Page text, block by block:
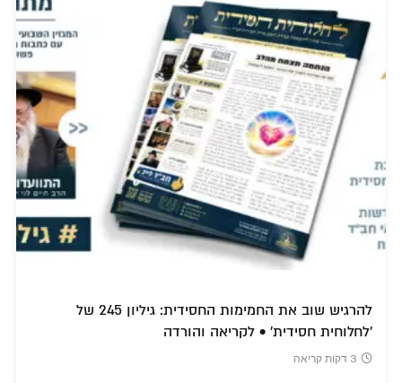
להרגיש שוב את החמימות החסידית: גיליון 245 של
'לחלוחית חסידית' • לקריאה והורדה
3 דקות קריאה